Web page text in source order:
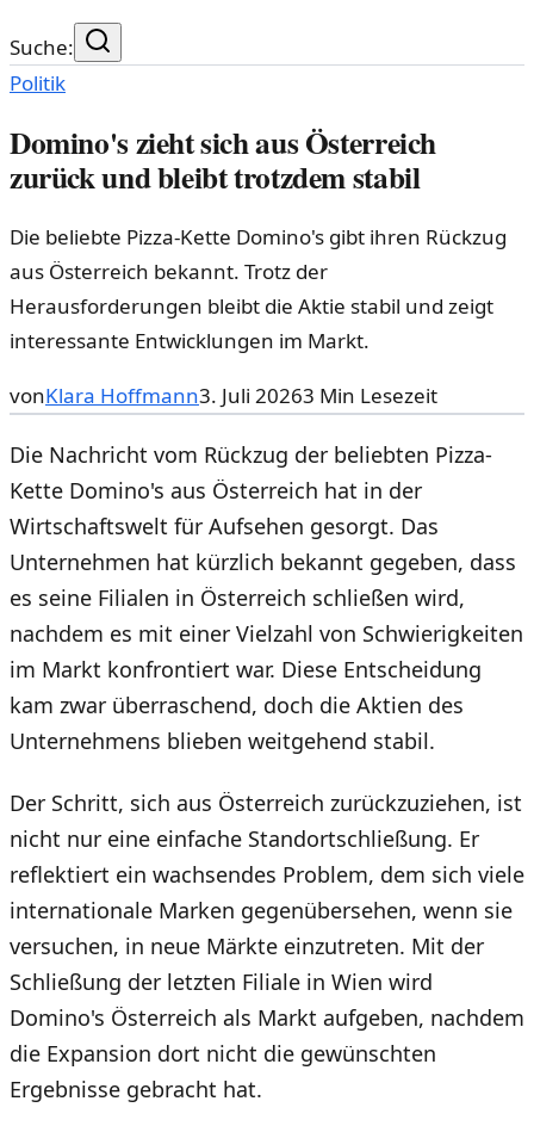
Suche:
Politik
Domino's zieht sich aus Österreich
zurück und bleibt trotzdem stabil
Die beliebte Pizza-Kette Domino's gibt ihren Rückzug
aus Österreich bekannt. Trotz der
Herausforderungen bleibt die Aktie stabil und zeigt
interessante Entwicklungen im Markt.
vonKlara Hoffmann3. Juli 20263 Min Lesezeit
Die Nachricht vom Rückzug der beliebten Pizza-
Kette Domino's aus Österreich hat in der
Wirtschaftswelt für Aufsehen gesorgt. Das
Unternehmen hat kürzlich bekannt gegeben, dass
es seine Filialen in Österreich schließen wird,
nachdem es mit einer Vielzahl von Schwierigkeiten
im Markt konfrontiert war. Diese Entscheidung
kam zwar überraschend, doch die Aktien des
Unternehmens blieben weitgehend stabil.
Der Schritt, sich aus Österreich zurückzuziehen, ist
nicht nur eine einfache Standortschließung. Er
reflektiert ein wachsendes Problem, dem sich viele
internationale Marken gegenübersehen, wenn sie
versuchen, in neue Märkte einzutreten. Mit der
Schließung der letzten Filiale in Wien wird
Domino's Österreich als Markt aufgeben, nachdem
die Expansion dort nicht die gewünschten
Ergebnisse gebracht hat.